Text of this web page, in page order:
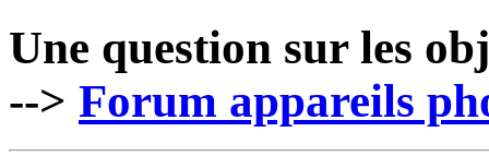
Une question sur les
--> Forum appareils